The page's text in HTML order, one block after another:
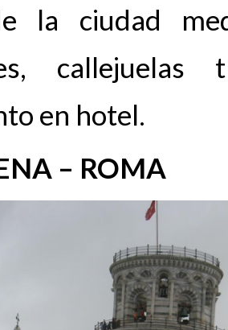
la ciudad
callejuelas
en hotel.
– ROMA